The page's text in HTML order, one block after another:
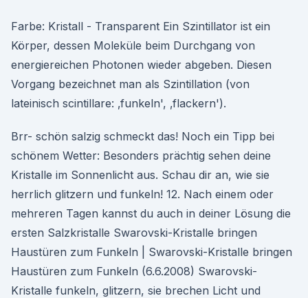
Farbe: Kristall - Transparent Ein Szintillator ist ein
Körper, dessen Moleküle beim Durchgang von
energiereichen Photonen wieder abgeben. Diesen
Vorgang bezeichnet man als Szintillation (von
lateinisch scintillare: ‚funkeln', ‚flackern').
Brr- schön salzig schmeckt das! Noch ein Tipp bei
schönem Wetter: Besonders prächtig sehen deine
Kristalle im Sonnenlicht aus. Schau dir an, wie sie
herrlich glitzern und funkeln! 12. Nach einem oder
mehreren Tagen kannst du auch in deiner Lösung die
ersten Salzkristalle Swarovski-Kristalle bringen
Haustüren zum Funkeln | Swarovski-Kristalle bringen
Haustüren zum Funkeln (6.6.2008) Swarovski-
Kristalle funkeln, glitzern, sie brechen Licht und